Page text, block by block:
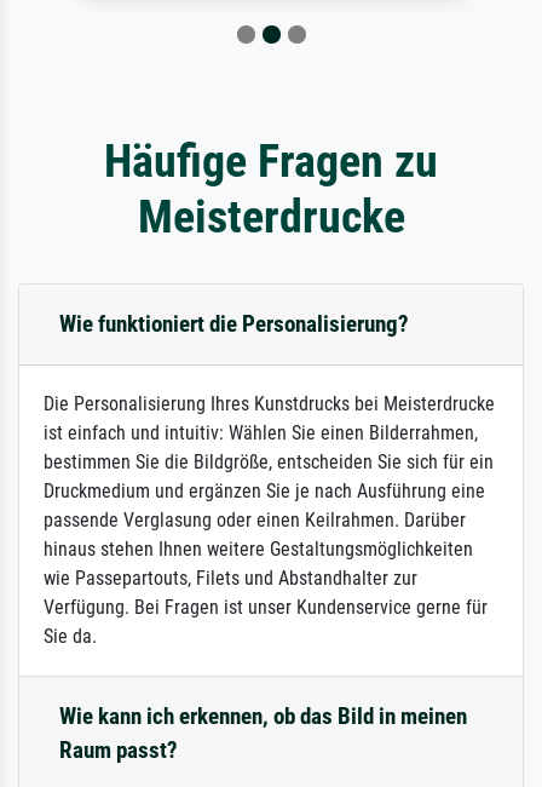
Häufige Fragen zu
Meisterdrucke
Wie funktioniert die Personalisierung?
Die Personalisierung Ihres Kunstdrucks bei Meisterdrucke
ist einfach und intuitiv: Wählen Sie einen Bilderrahmen,
bestimmen Sie die Bildgröße, entscheiden Sie sich für ein
Druckmedium und ergänzen Sie je nach Ausführung eine
passende Verglasung oder einen Keilrahmen. Darüber
hinaus stehen Ihnen weitere Gestaltungsmöglichkeiten
wie Passepartouts, Filets und Abstandhalter zur
Verfügung. Bei Fragen ist unser Kundenservice gerne für
Sie da.
Wie kann ich erkennen, ob das Bild in meinen
Raum passt?